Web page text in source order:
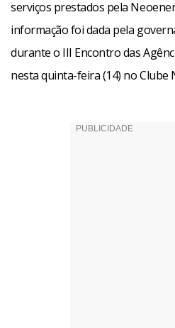
serviços prestados pela
informação foi dada pela
durante o III Encontro das
nesta quinta-feira (14) no Clube